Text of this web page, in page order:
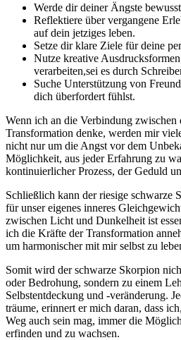
Werde dir deiner Ängste​
Reflektiere ‍über vergangene
auf ‍dein jetziges⁣ leben.
Setze ‍dir klare Ziele ‍für deine
Nutze kreative‌
verarbeiten,sei ‍es durch‌
Suche Unterstützung von
dich‌ überfordert fühlst.
Wenn ich an die Verbindung
Transformation denke, werden mir
nicht ⁢nur um die Angst vor dem
Möglichkeit, aus​ jeder Erfahrung⁤ zu
kontinuierlicher Prozess, ⁢der Geduld
Schließlich ⁣kann der riesige schwarze
für ⁤unser eigenes inneres‍
‍zwischen Licht und Dunkelheit⁤ ist
ich die Kräfte​ der Transformation
um ⁢harmonischer mit ‍mir selbst ‍zu
Somit ⁣wird ⁣der​ schwarze Skorpion
⁣oder Bedrohung, sondern zu⁣ einem
Selbstentdeckung⁢ und⁢ -veränderung.
träume, erinnert er mich ​daran, dass
⁤Weg auch sein mag, immer die
erfinden​ und zu wachsen.